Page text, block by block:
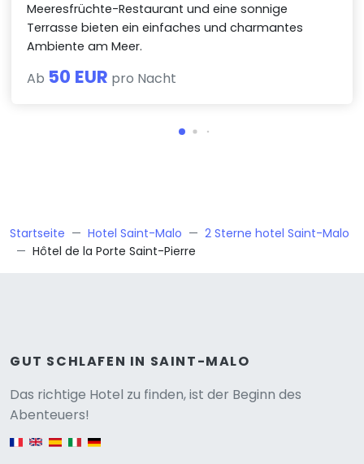
Meeresfrüchte-Restaurant und eine sonnige
Terrasse bieten ein einfaches und charmantes
Ambiente am Meer.
Ab 50 EUR pro Nacht
Startseite Hotel Saint-Malo
2 Sterne hotel Saint-Malo
Hôtel de la Porte Saint-Pierre
GUT SCHLAFEN IN SAINT-MALO
Das richtige Hotel zu finden, ist der Beginn des
Abenteuers!
English version